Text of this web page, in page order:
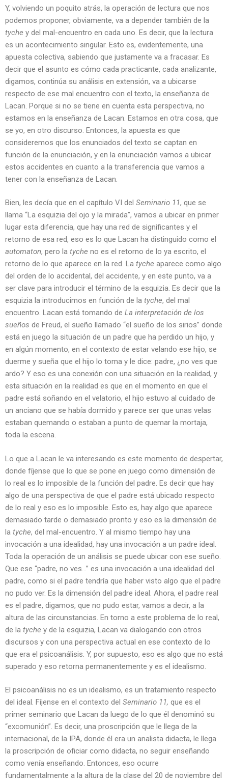
Y, volviendo un poquito atrás, la operación de lectura que nos
podemos proponer, obviamente, va a depender también de la
tyche y del mal-encuentro en cada uno. Es decir, que la lectura
es un acontecimiento singular. Esto es, evidentemente, una
apuesta colectiva, sabiendo que justamente va a fracasar. Es
decir que el asunto es cómo cada practicante, cada analizante,
digamos, continúa su análisis en extensión, va a ubicarse
respecto de ese mal encuentro con el texto, la enseñanza de
Lacan. Porque si no se tiene en cuenta esta perspectiva, no
estamos en la enseñanza de Lacan. Estamos en otra cosa, que
se yo, en otro discurso. Entonces, la apuesta es que
consideremos que los enunciados del texto se captan en
función de la enunciación, y en la enunciación vamos a ubicar
estos accidentes en cuanto a la transferencia que vamos a
tener con la enseñanza de Lacan.
Bien, les decía que en el capítulo VI del Seminario 11, que se
llama “La esquizia del ojo y la mirada”, vamos a ubicar en primer
lugar esta diferencia, que hay una red de significantes y el
retorno de esa red, eso es lo que Lacan ha distinguido como el
automaton, pero la tyche no es el retorno de lo ya escrito, el
retorno de lo que aparece en la red. La tyche aparece como algo
del orden de lo accidental, del accidente, y en este punto, va a
ser clave para introducir el término de la esquizia. Es decir que la
esquizia la introducimos en función de la tyche, del mal
encuentro. Lacan está tomando de La interpretación de los
sueños de Freud, el sueño llamado “el sueño de los sirios” donde
está en juego la situación de un padre que ha perdido un hijo, y
en algún momento, en el contexto de estar velando ese hijo, se
duerme y sueña que el hijo lo toma y le dice: padre, ¿no ves que
ardo? Y eso es una conexión con una situación en la realidad, y
esta situación en la realidad es que en el momento en que el
padre está soñando en el velatorio, el hijo estuvo al cuidado de
un anciano que se había dormido y parece ser que unas velas
estaban quemando o estaban a punto de quemar la mortaja,
toda la escena.
Lo que a Lacan le va interesando es este momento de despertar,
donde fíjense que lo que se pone en juego como dimensión de
lo real es lo imposible de la función del padre. Es decir que hay
algo de una perspectiva de que el padre está ubicado respecto
de lo real y eso es lo imposible. Esto es, hay algo que aparece
demasiado tarde o demasiado pronto y eso es la dimensión de
la tyche, del mal-encuentro. Y al mismo tiempo hay una
invocación a una idealidad, hay una invocación a un padre ideal.
Toda la operación de un análisis se puede ubicar con ese sueño.
Que ese “padre, no ves…” es una invocación a una idealidad del
padre, como si el padre tendría que haber visto algo que el padre
no pudo ver. Es la dimensión del padre ideal. Ahora, el padre real
es el padre, digamos, que no pudo estar, vamos a decir, a la
altura de las circunstancias. En torno a este problema de lo real,
de la tyche y de la esquizia, Lacan va dialogando con otros
discursos y con una perspectiva actual en ese contexto de lo
que era el psicoanálisis. Y, por supuesto, eso es algo que no está
superado y eso retorna permanentemente y es el idealismo.
El psicoanálisis no es un idealismo, es un tratamiento respecto
del ideal. Fíjense en el contexto del Seminario 11, que es el
primer seminario que Lacan da luego de lo que él denominó su
“excomunión”. Es decir, una proscripción que le llega de la
internacional, de la IPA, donde él era un analista didacta, le llega
la proscripción de oficiar como didacta, no seguir enseñando
como venía enseñando. Entonces, eso ocurre
fundamentalmente a la altura de la clase del 20 de noviembre del